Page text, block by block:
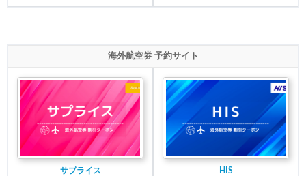
海外航空券 予約サイト
サプライス HIS